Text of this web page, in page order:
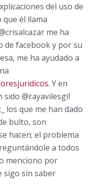
del uso de
él llama
me ha
de facebook y por su
me ha ayudado a
. Y en
sido @rayavilesgil
los que me han dado
bulto, son
hacen; el problema
a todos
menciono por
sigo sin saber